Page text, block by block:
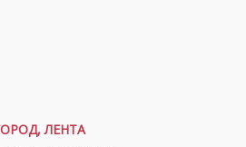
,ЛЕНТА